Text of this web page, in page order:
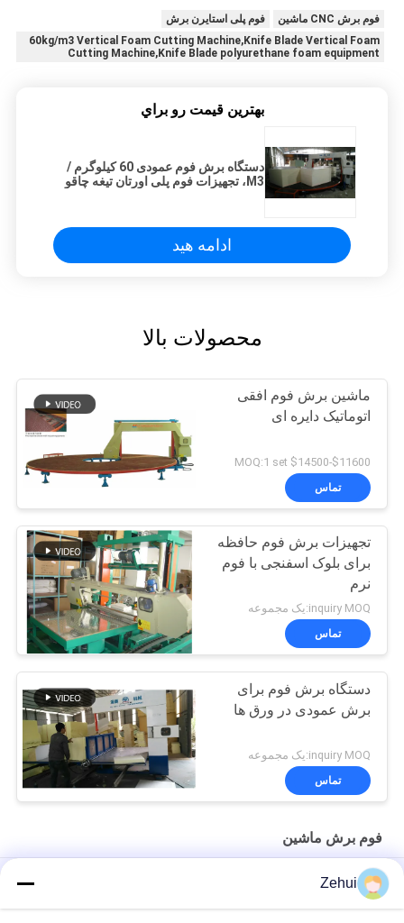
فوم برش CNC ماشین
فوم پلی استایرن برش
60kg/m3 Vertical Foam Cutting Machine,Knife Blade Vertical Foam
Cutting Machine,Knife Blade polyurethane foam equipment
بهترين قيمت رو براي
دستگاه برش فوم عمودی 60 کیلوگرم /
M3، تجهیزات فوم پلی اورتان تیغه چاقو
ادامه هید
محصولات بالا
ماشین برش فوم افقی
اتوماتیک دایره ای
$11600-$14500 MOQ:1 set
تماس
تجهیزات برش فوم حافظه
برای بلوک اسفنجی با فوم
نرم
inquiry MOQ:یک مجموعه
تماس
دستگاه برش فوم برای
برش عمودی در ورق ها
inquiry MOQ:یک مجموعه
تماس
فوم برش ماشین
ماشین برش فوم دقیق با قطر 10 متر میز برش دایره ای
ماشین برش فوم دایره افقی با طول تیغه 10000mm و استاندارد بالا
Zehui